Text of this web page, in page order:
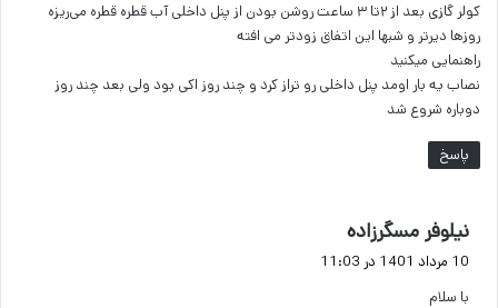
کولر گازی بعد از ۲تا ۳ ساعت روشن بودن از پنل داخلی آب قطره قطره می‌ریزه
روزها دیرتر و شبها این اتفاق زودتر می افته
راهنمایی میکنید
نصاب یه بار اومد پنل داخلی رو تراز کرد و چند روز اکی بود ولی بعد چند روز
دوباره شروع شد
پاسخ
نیلوفر مسگرزاده
ف
10 مرداد 1401 در 11:03
با سلام